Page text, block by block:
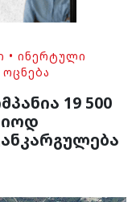
• ᲘᲜᲔᲠᲢᲣᲚᲘ
19 500